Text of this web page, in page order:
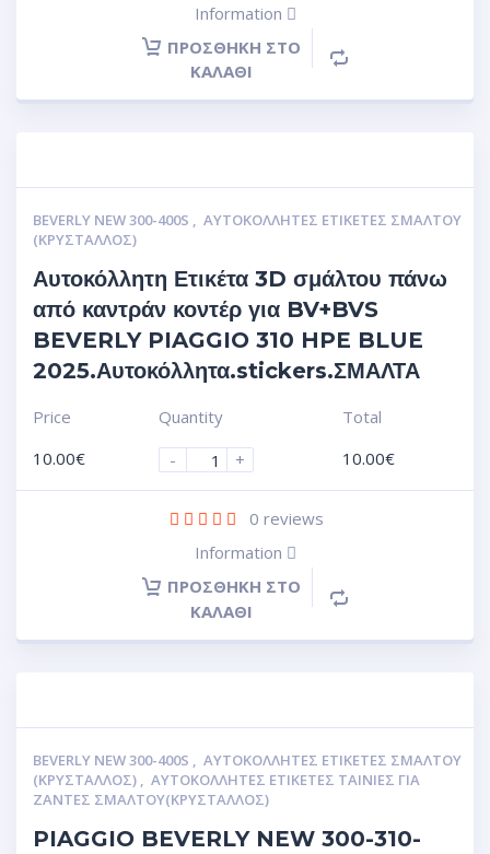
Information
ΠΡΟΣΘΉΚΗ ΣΤΟ
ΚΑΛΆΘΙ
BEVERLY NEW 300-400S , ΑΥΤΟΚΌΛΛΗΤΕΣ ΕΤΙΚΈΤΕΣ ΣΜΆΛΤΟΥ
(ΚΡΥΣΤΑΛΛΟΣ)
Αυτοκόλλητη Ετικέτα 3D σμάλτου πάνω
από καντράν κοντέρ για BV+BVS
BEVERLY PIAGGIO 310 HPE BLUE
2025.Αυτοκόλλητα.stickers.ΣΜΑΛΤΑ
Price
10.00€
Quantity
-
+
Total
10.00€
0 reviews
Information
ΠΡΟΣΘΉΚΗ ΣΤΟ
ΚΑΛΆΘΙ
BEVERLY NEW 300-400S , ΑΥΤΟΚΌΛΛΗΤΕΣ ΕΤΙΚΈΤΕΣ ΣΜΆΛΤΟΥ
(ΚΡΥΣΤΑΛΛΟΣ) , ΑΥΤΟΚΌΛΛΗΤΕΣ ΕΤΙΚΈΤΕΣ ΤΑΙΝΊΕΣ ΓΙΑ
ΖΆΝΤΕΣ ΣΜΆΛΤΟΥ(ΚΡΎΣΤΑΛΛΟΣ)
PIAGGIO BEVERLY NEW 300-310-